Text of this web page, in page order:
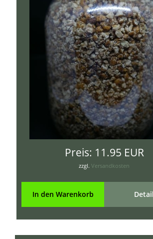
Preis: 11.95 EUR
zzgl. Versandkosten
In den Warenkorb